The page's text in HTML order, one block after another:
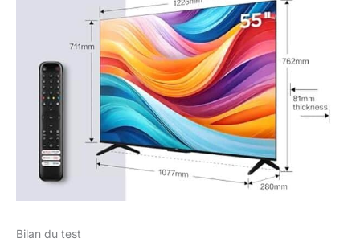
charge ! Assurez-vous
de pouvoir utiliser
pleinement la capacité
maximale de votre
téléviseur 4K HDR : que
vous profitiez de
contenus Dolby Vision
sur Netflix, Disney+ ou
de contenus HDR 10+
sur Amazon Prime
Video, ce téléviseur
TCL 4K HDR prendra
Bilan du test